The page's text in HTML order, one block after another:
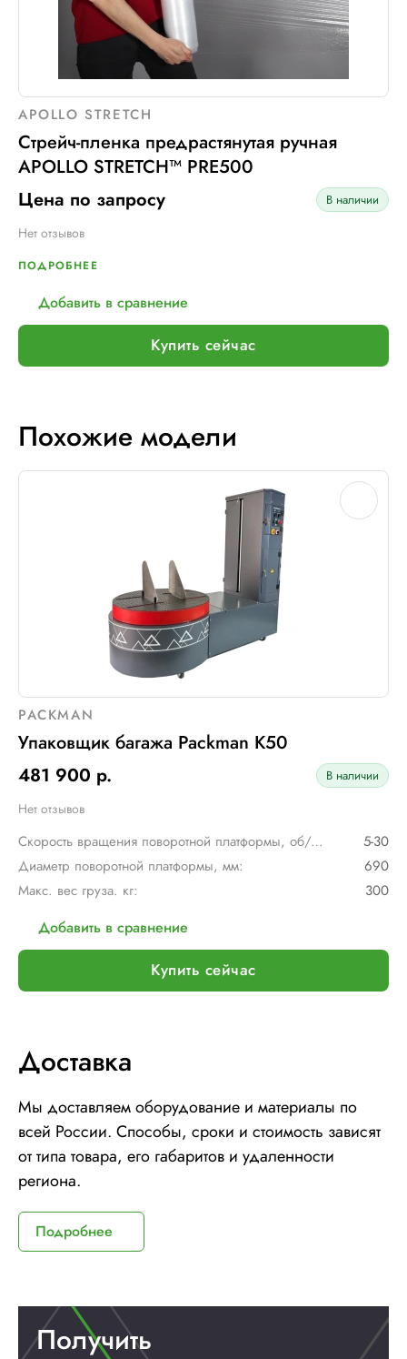
APOLLO STRETCH
Стрейч-пленка предрастянутая ручная
APOLLO STRETCH™ PRE500
Цена по запросу
В наличии
Нет отзывов
ПОДРОБНЕЕ
Добавить в сравнение
Купить сейчас
Похожие модели
PACKMAN
Упаковщик багажа Packman K50
481 900 р.
В наличии
Нет отзывов
Скорость вращения поворотной платформы, об/мин:
5-30
Диаметр поворотной платформы, мм:
690
Макс. вес груза. кг:
300
Добавить в сравнение
Купить сейчас
Доставка
Мы доставляем оборудование и материалы по
всей России. Способы, сроки и стоимость зависят
от типа товара, его габаритов и удаленности
региона.
Подробнее
Получить